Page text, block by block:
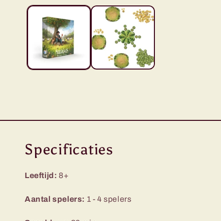
openen
modaal
Specificaties
Leeftijd: 8+
Aantal spelers: 1 - 4 spelers